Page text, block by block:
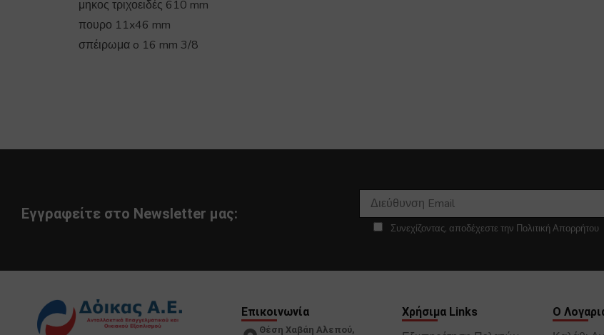
μηκος τριχοειδές 610 mm
πουρο 11x46 mm
σπέιρωμα o 16 mm 3/8
Εγγραφείτε στο Newsletter μας:
Συνεχίζοντας, αποδέχεστε την Πολιτική Απορρήτου
Επικοινωνία
Θέση Χαβάη Αλεπού,
Χρήσιμα Links Ο